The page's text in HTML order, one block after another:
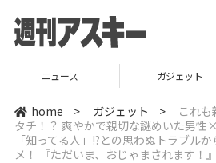
ガジェット ゲーム
home > ガジェット >
これ
タチ！？ 爽やかで親切な謎めいた男
「知ってる人」!?との思わぬトラブル
メ！ 『ただいま、おじゃまされます！』